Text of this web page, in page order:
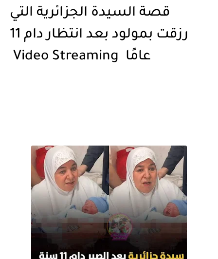
قصة السيدة الجزائرية التي
رزقت بمولود بعد انتظار دام 11
عامًا Video Streaming